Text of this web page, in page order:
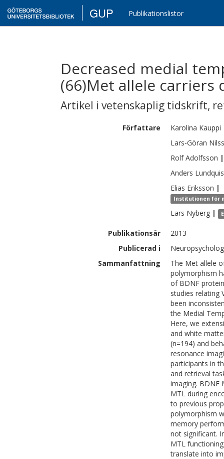
GUP Publikationslistor
Decreased medial
(66)Met allele
Artikel i vetenskaplig tidskrift,
Författare Karolina Kauppi
Lars-Göran
Rolf Adolfsson |
Anders
Elias Eriksson |
Institutionen för
Lars Nyberg |
Publikationsår
2013
Publicerad i
Sammanfattning
The Met allele
polymorphism
of BDNF
studies relating
been
the Medial
Here, we
and white
(n=194) and
resonance
participants in
and retrieval
imaging. BDNF
MTL during
to previous
polymorphism
memory
not significant.
MTL
translate into